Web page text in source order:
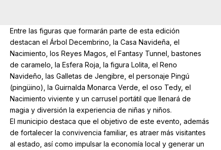
Entre las figuras que formarán parte de esta edición
destacan el Árbol Decembrino, la Casa Navideña, el
Nacimiento, los Reyes Magos, el Fantasy Tunnel, bastones
de caramelo, la Esfera Roja, la figura Lolita, el Reno
Navideño, las Galletas de Jengibre, el personaje Pingú
(pingüino), la Guirnalda Monarca Verde, el oso Tedy, el
Nacimiento viviente y un carrusel portátil que llenará de
magia y diversión la experiencia de niñas y niños.
El municipio destaca que el objetivo de este evento, además
de fortalecer la convivencia familiar, es atraer más visitantes
al estado, así como impulsar la economía local y generar un